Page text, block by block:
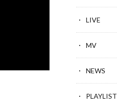
LIVE
MV
NEWS
PLAYLIST